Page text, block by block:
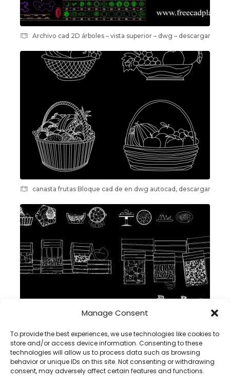
Manage Consent
To provide the best experiences, we use technologies like cookies to
store and/or access device information. Consenting to these
technologies will allow us to process data such as browsing
behavior or unique IDs on this site. Not consenting or withdrawing
consent, may adversely affect certain features and functions.
Archivo cad 2D árboles – vista superior – dwg – descargar
canasta frutas Bloque cad de en dwg autocad, descargar
Frutero DWG BLOQUE CAD en Autocad, descargar